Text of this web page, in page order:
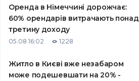
ДОСТАВКА І ОПЛАТА
КОНТАКТИ
Оренда в Німеччині дорожчає:
60% орендарів витрачають понад
третину доходу
05.08 16:02 1228
Житло в Києві вже незабаром
може подешевшати на 20% -